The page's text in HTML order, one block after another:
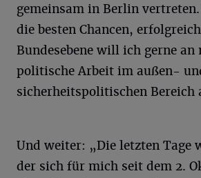
gemeinsam in Berlin
die besten Chancen,
Bundesebene will ich gerne an
politische Arbeit im außen-
sicherheitspolitischen Bereich
Und weiter: „Die letzten Tage
der sich für mich seit dem 2.